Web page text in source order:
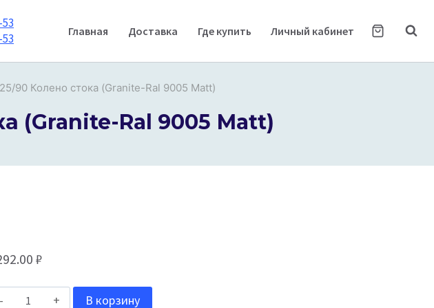
Главная Доставка Где купить Личный кабинет
90 Колено стока (Granite-Ral 9005 Мatt)
(Granite-Ral 9005 Мatt)
₽
Количество
В корзину